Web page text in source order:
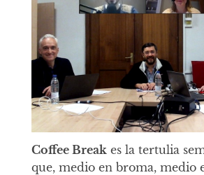
Coffee Break es la tertulia
que, medio en broma, medio